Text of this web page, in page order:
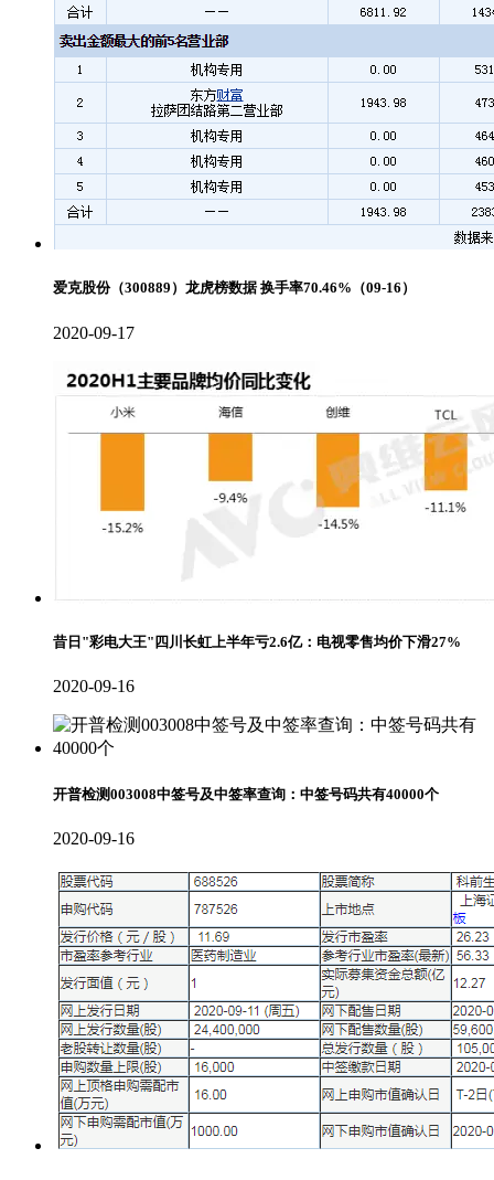
爱克股份（300889）龙虎榜数据 换手率70.46%（09-16）
2020-09-17
昔日"彩电大王"四川长虹上半年亏2.6亿：电视零售均价下滑27%
2020-09-16
开普检测003008中签号及中签率查询：中签号码共有40000个
2020-09-16